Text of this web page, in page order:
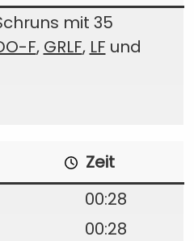
mit 35
F, GRLF, LF und
Zeit
00:28
00:28